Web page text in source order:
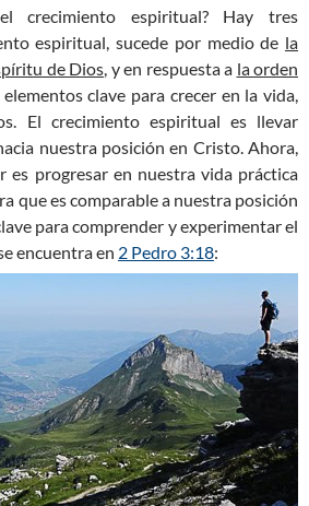
crecimiento espiritual? Hay tres
espiritual, sucede por medio de la
de Dios, y en respuesta a la orden
clave para crecer en la vida,
El crecimiento espiritual es llevar
nuestra posición en Cristo. Ahora,
es progresar en nuestra vida práctica
que es comparable a nuestra posición
para comprender y experimentar el
encuentra en 2 Pedro 3:18: